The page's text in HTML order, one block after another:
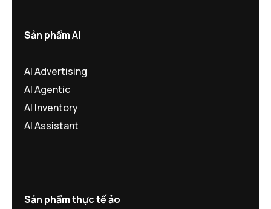
Sản phẩm AI
AI Advertising
AI Agentic
AI Inventory
AI Assistant
Sản phẩm thực tế ảo